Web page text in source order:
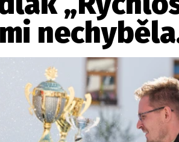
Český trh
Tuning
Profi
Kontakt Vydavatel Inzerce
serveru autoroad.cz je